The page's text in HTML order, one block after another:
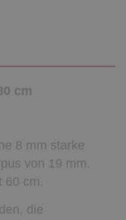
cm
8 mm starke
von 19 mm.
60 cm.
die